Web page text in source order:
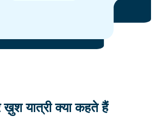
ख़ुश यात्री क्या कहते हैं